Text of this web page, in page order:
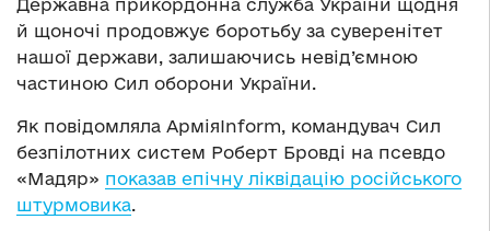
Державна прикордонна служба України щодня
й щоночі продовжує боротьбу за суверенітет
нашої держави, залишаючись невід’ємною
частиною Сил оборони України.
Як повідомляла АрміяInform, командувач Сил
безпілотних систем Роберт Бровді на псевдо
«Мадяр» показав епічну ліквідацію російського
штурмовика.